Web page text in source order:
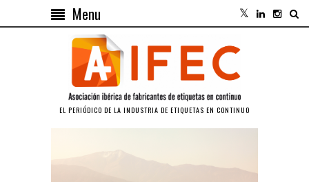
Menu
EL PERIÓDICO DE LA INDUSTRIA DE ETIQUETAS EN CONTINUO